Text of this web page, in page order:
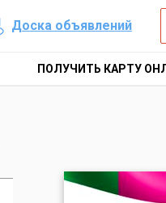
Доска объявлений
ПОЛУЧИТЬ КАРТУ